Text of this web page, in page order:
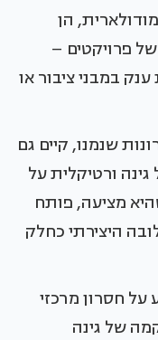
הן
פרויקטים –
במבני ציבור או
שנמנו, קיים גם
ורטיקלית על
מציעה, פותח
היצירתי כחלק
על חסרון מרכזי
של גינה